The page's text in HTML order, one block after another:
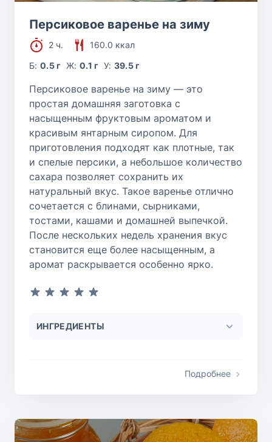
Персиковое варенье на зиму
2 ч.
160.0 ккал
Б:0.5 г Ж: 0.1 г У: 39.5 г
Персиковое варенье на зиму — это
простая домашняя заготовка с
насыщенным фруктовым ароматом и
красивым янтарным сиропом. Для
приготовления подходят как плотные, так
и спелые персики, а небольшое количество
сахара позволяет сохранить их
натуральный вкус. Такое варенье отлично
сочетается с блинами, сырниками,
тостами, кашами и домашней выпечкой.
После нескольких недель хранения вкус
становится еще более насыщенным, а
аромат раскрывается особенно ярко.
ИНГРЕДИЕНТЫ
Подробнее